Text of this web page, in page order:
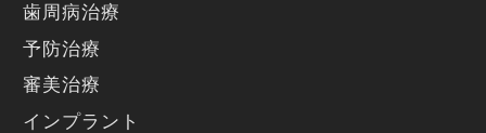
歯周病治療
予防治療
審美治療
インプラント